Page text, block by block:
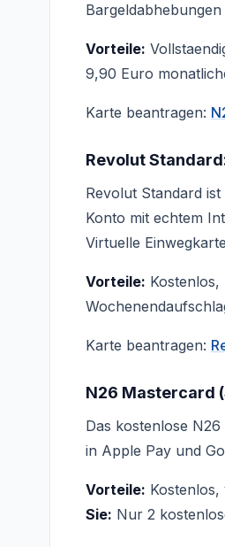
Vorteile:
9,90 Euro
Karte beantragen:
Revolut
Revolut Standard
Konto mit echtem
Virtuelle
Vorteile:
Karte beantragen:
N26 Mastercard
Das kostenlose
in Apple Pay und
Vorteile:
Sie: Nur 2